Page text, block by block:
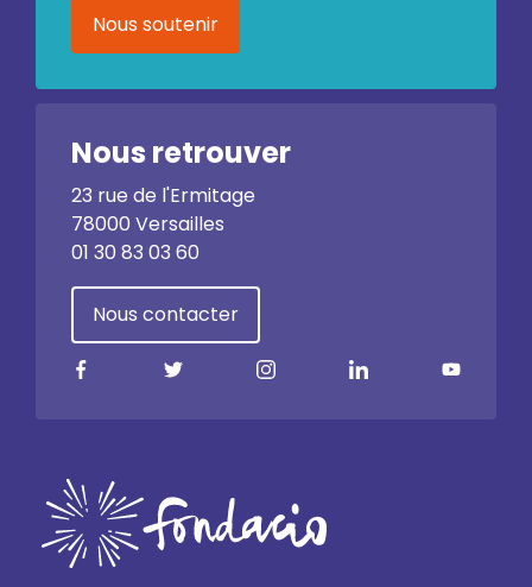
Nous soutenir
Nous retrouver
23 rue de l'Ermitage
78000 Versailles
01 30 83 03 60
Nous contacter